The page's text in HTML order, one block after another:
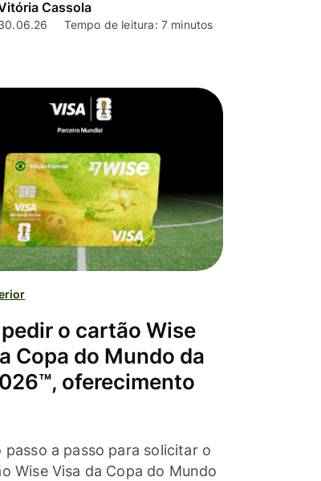
Cassola
Tempo de leitura: 7 minutos
o cartão Wise
Copa do Mundo da
oferecimento
passo a passo para solicitar o
Wise Visa da Copa do Mundo